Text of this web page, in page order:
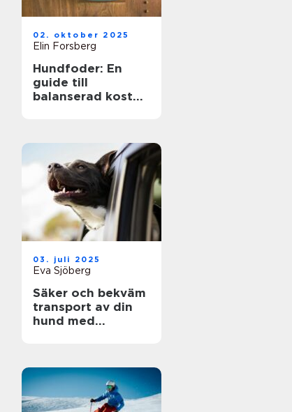
02. oktober 2025
Elin Forsberg
Hundfoder: En
guide till
balanserad kost
03. juli 2025
Eva Sjöberg
Säker och bekväm
transport av din
hund med